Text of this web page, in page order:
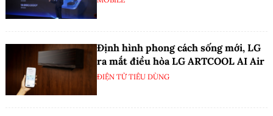
Định hình phong cách sống mới, LG
ra mắt điều hòa LG ARTCOOL AI Air
ĐIỆN TỬ TIÊU DÙNG